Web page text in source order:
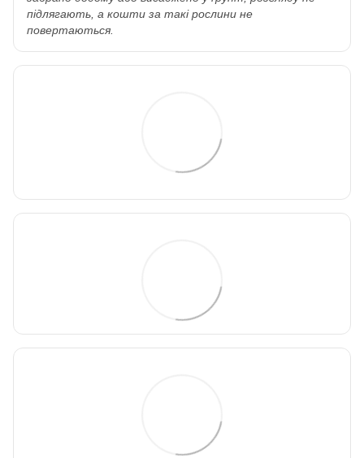
підлягають, а кошти за такі рослини не
повертаються.